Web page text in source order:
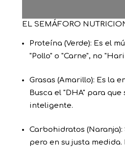
EL SEMÁFORO
Proteína (Verde): Es el
"Pollo" o "Carne", no
Grasas (Amarillo): Es la
Busca el "DHA" para
inteligente.
Carbohidratos
pero en su justa medida.